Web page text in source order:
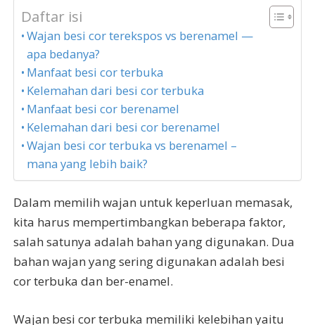
Daftar isi
Wajan besi cor terekspos vs berenamel —
apa bedanya?
Manfaat besi cor terbuka
Kelemahan dari besi cor terbuka
Manfaat besi cor berenamel
Kelemahan dari besi cor berenamel
Wajan besi cor terbuka vs berenamel –
mana yang lebih baik?
Dalam memilih wajan untuk keperluan memasak,
kita harus mempertimbangkan beberapa faktor,
salah satunya adalah bahan yang digunakan. Dua
bahan wajan yang sering digunakan adalah besi
cor terbuka dan ber-enamel.
Wajan besi cor terbuka memiliki kelebihan yaitu